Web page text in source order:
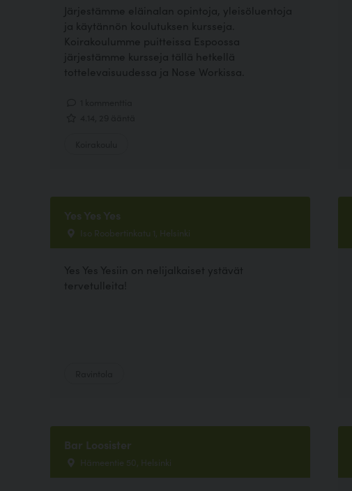
Järjestämme eläinalan opintoja, yleisöluentoja
ja käytännön koulutuksen kursseja.
Koirakoulumme puitteissa Espoossa
järjestämme kursseja tällä hetkellä
tottelevaisuudessa ja Nose Workissa.
Yes Yes Yes
Iso Roobertinkatu 1, Helsinki
Yes Yes Yesiin on nelijalkaiset ystävät
tervetulleita!
Bar Loosister
Hämeentie 50, Helsinki